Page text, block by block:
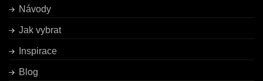
Návody
Jak vybrat
Inspirace
Blog